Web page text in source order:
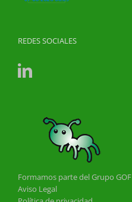
REDES SOCIALES
Formamos parte del Grupo GOF
Aviso Legal